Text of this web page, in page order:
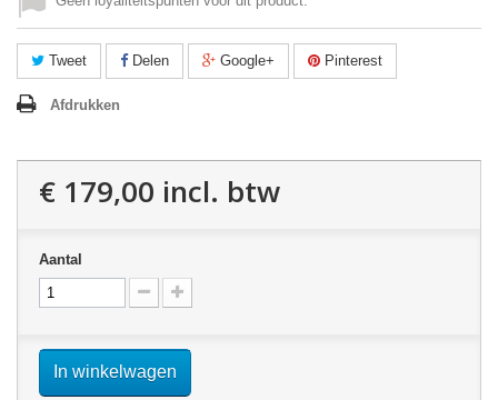
Tweet Delen Google+ Pinterest
Afdrukken
€ 179,00 incl. btw
Aantal
In winkelwagen